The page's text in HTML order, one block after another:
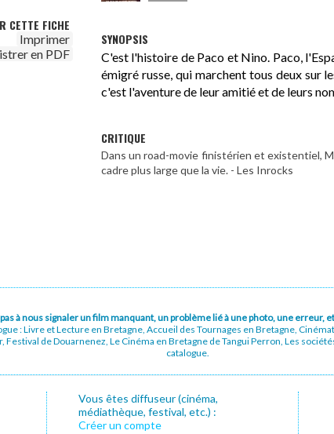
CETTE FICHE
Imprimer
en PDF
SYNOPSIS
C'est l'histoire de Paco et Nino. Paco,
émigré russe, qui marchent tous deux sur
c'est l'aventure de leur amitié et de leurs
CRITIQUE
Dans un road-movie finistérien et existentiel,
cadre plus large que la vie. - Les Inrocks
à nous signaler un film manquant, un problème lié à une photo, une erreur,
: Livre et Lecture en Bretagne, Accueil des Tournages en Bretagne,
de Douarnenez, Le Cinéma en Bretagne de Tangui Perron, Les
catalogue.
Vous êtes diffuseur (cinéma,
médiathèque, festival, etc.) :
Créer un compte